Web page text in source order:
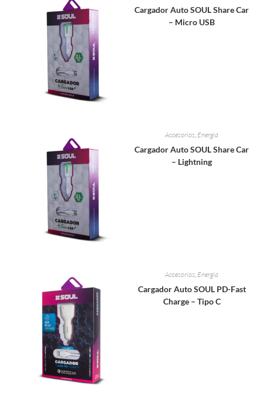
Cargador Auto SOUL Share Car
– Micro USB
Accesorios Energia
Cargador Auto SOUL Share Car
– Lightning
Accesorios Energia
Cargador Auto SOUL PD-Fast
Charge – Tipo C